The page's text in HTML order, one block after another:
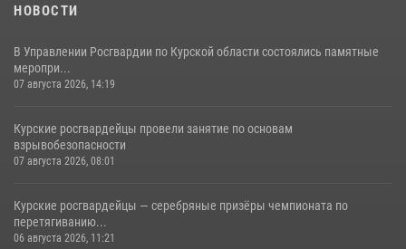
НОВОСТИ
В Управлении Росгвардии по Курской области состоялись памятные
меропри...
07 августа 2026, 14:19
Курские росгвардейцы провели занятие по основам
взрывобезопасности
07 августа 2026, 08:01
Курские росгвардейцы — серебряные призёры чемпионата по
перетягиванию...
06 августа 2026, 11:21